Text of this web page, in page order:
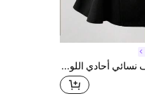
Sunspun معطف نسائي أحادي اللون ذو ياقة مزدوجة الصدر وأكمام طويلة، خريف/شتاء